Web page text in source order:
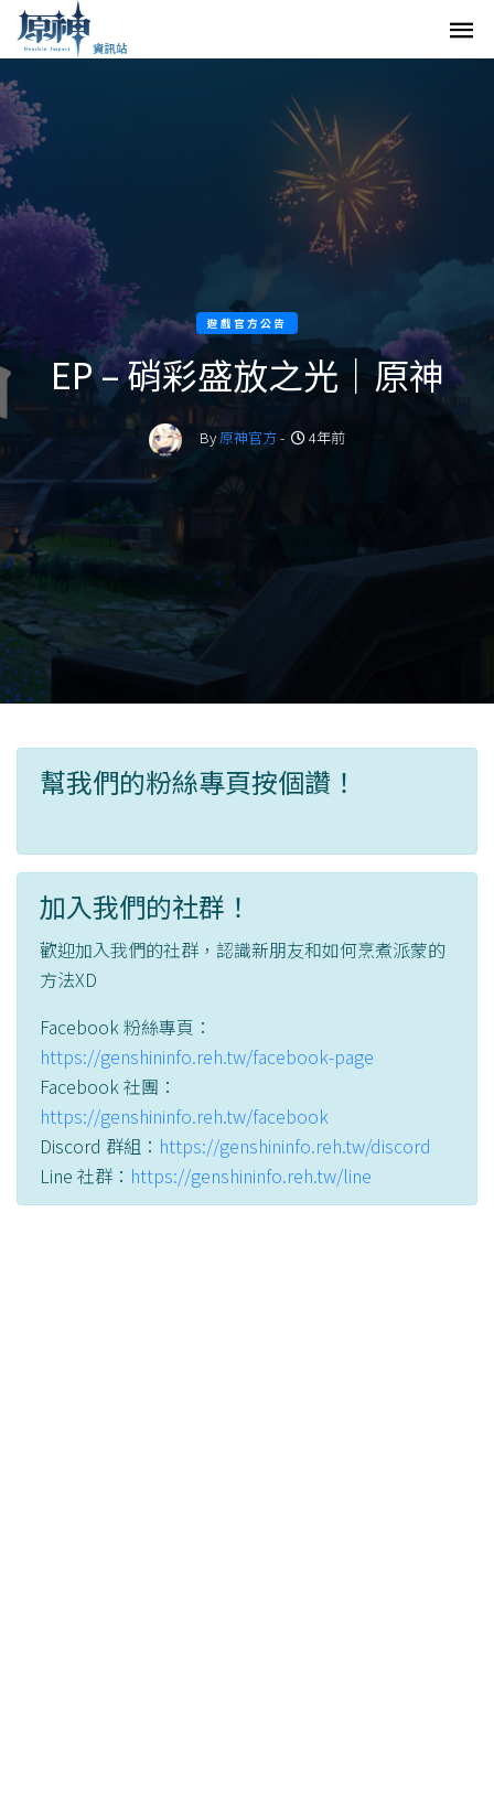
遊戲官方公告
EP – 硝彩盛放之光｜原神
By原神官方- 4年前
幫我們的粉絲專頁按個讚！
加入我們的社群！
歡迎加入我們的社群，認識新朋友和如何烹煮派蒙的
方法XD
Facebook 粉絲專頁：
https://genshininfo.reh.tw/facebook-page
Facebook 社團：
https://genshininfo.reh.tw/facebook
Discord 群組： https://genshininfo.reh.tw/discord
Line 社群： https://genshininfo.reh.tw/line